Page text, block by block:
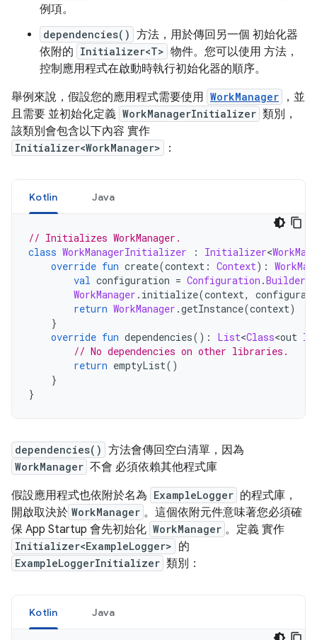
例項。
dependencies() 方法，用於傳回另一個 初始化器
依附的 Initializer<T> 物件。您可以使用 方法，
控制應用程式在啟動時執行初始化器的順序。
舉例來說，假設您的應用程式需要使用 WorkManager
，並
且需要 並初始化定義 WorkManagerInitializer 類別，
該類別會包含以下內容 實作
Initializer<WorkManager> ：
Kotlin Java
// Initializes WorkManager.
class WorkManagerInitializer : Initializer<
override fun create(context : Context):
val configuration = Configuration .Builder
WorkManager . initialize(context,
return WorkManager .getInstance(context)
}
override fun dependencies(): List<Class<out
// No dependencies on other libraries.
return emptyList()
}
}
dependencies() 方法會傳回空白清單，因為
WorkManager 不會 必須依賴其他程式庫
假設應用程式也依附於名為 ExampleLogger 的程式庫，
開啟取決於 WorkManager 。這個依附元件意味著您必須確
保 App Startup 會先初始化 WorkManager 。定義 實作
Initializer<ExampleLogger> 的
ExampleLoggerInitializer 類別：
Kotlin Java